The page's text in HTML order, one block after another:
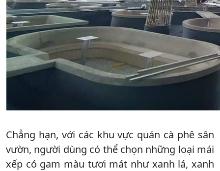
Chẳng hạn, với các khu vực quán cà phê sân
vườn, người dùng có thể chọn những loại mái
xếp có gam màu tươi mát như xanh lá, xanh